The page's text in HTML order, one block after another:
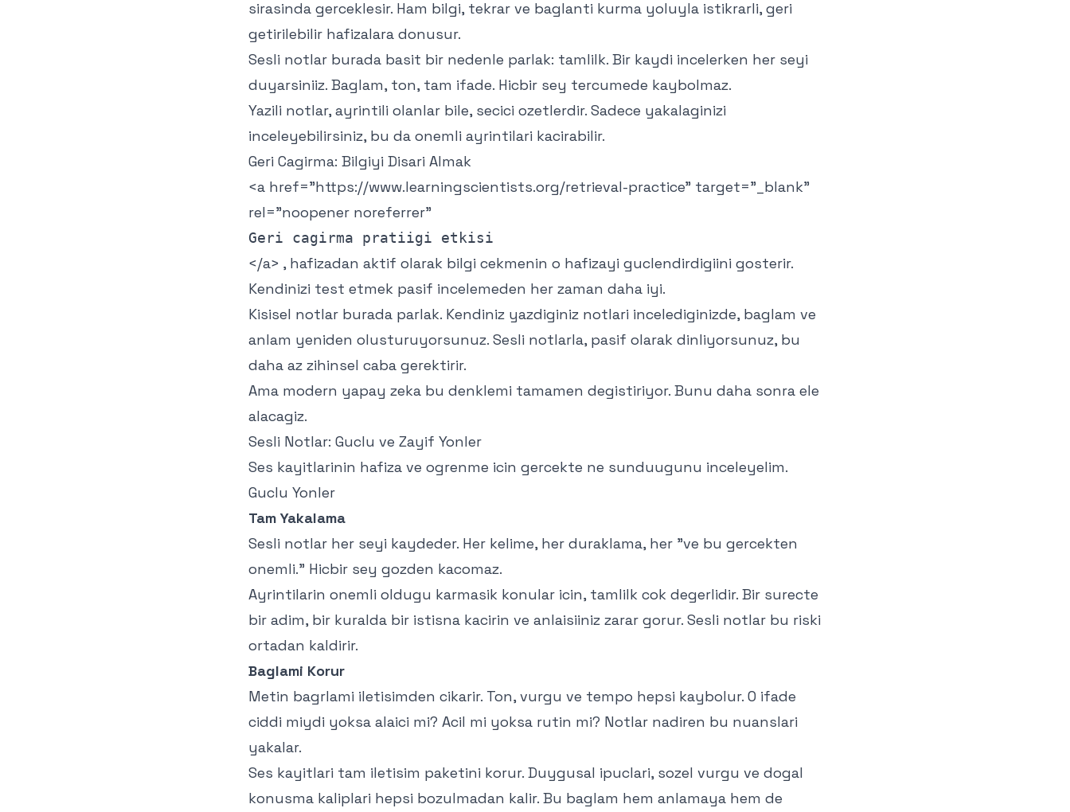
sirasinda gerceklesir. Ham bilgi, tekrar ve baglanti kurma yoluyla istikrarli, geri
getirilebilir hafizalara donusur.
Sesli notlar burada basit bir nedenle parlak: tamlilk. Bir kaydi incelerken her seyi
duyarsiniiz. Baglam, ton, tam ifade. Hicbir sey tercumede kaybolmaz.
Yazili notlar, ayrintili olanlar bile, secici ozetlerdir. Sadece yakalaginizi
inceleyebilirsiniz, bu da onemli ayrintilari kacirabilir.
Geri Cagirma: Bilgiyi Disari Almak
<a href="https://www.learningscientists.org/retrieval-practice" target="_blank"
rel="noopener noreferrer"
</a> , hafizadan aktif olarak bilgi cekmenin o hafizayi guclendirdigiini gosterir.
Kendinizi test etmek pasif incelemeden her zaman daha iyi.
Kisisel notlar burada parlak. Kendiniz yazdiginiz notlari incelediginizde, baglam ve
anlam yeniden olusturuyorsunuz. Sesli notlarla, pasif olarak dinliyorsunuz, bu
daha az zihinsel caba gerektirir.
Ama modern yapay zeka bu denklemi tamamen degistiriyor. Bunu daha sonra ele
alacagiz.
Sesli Notlar: Guclu ve Zayif Yonler
Ses kayitlarinin hafiza ve ogrenme icin gercekte ne sunduugunu inceleyelim.
Guclu Yonler
Tam Yakalama
Sesli notlar her seyi kaydeder. Her kelime, her duraklama, her "ve bu gercekten
onemli." Hicbir sey gozden kacomaz.
Ayrintilarin onemli oldugu karmasik konular icin, tamlilk cok degerlidir. Bir surecte
bir adim, bir kuralda bir istisna kacirin ve anlaisiiniz zarar gorur. Sesli notlar bu riski
ortadan kaldirir.
Baglami Korur
Metin bagrlami iletisimden cikarir. Ton, vurgu ve tempo hepsi kaybolur. O ifade
ciddi miydi yoksa alaici mi? Acil mi yoksa rutin mi? Notlar nadiren bu nuanslari
yakalar.
Ses kayitlari tam iletisim paketini korur. Duygusal ipuclari, sozel vurgu ve dogal
konusma kaliplari hepsi bozulmadan kalir. Bu baglam hem anlamaya hem de